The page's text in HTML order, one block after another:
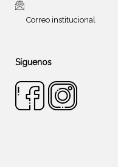
Correo institucional
Síguenos